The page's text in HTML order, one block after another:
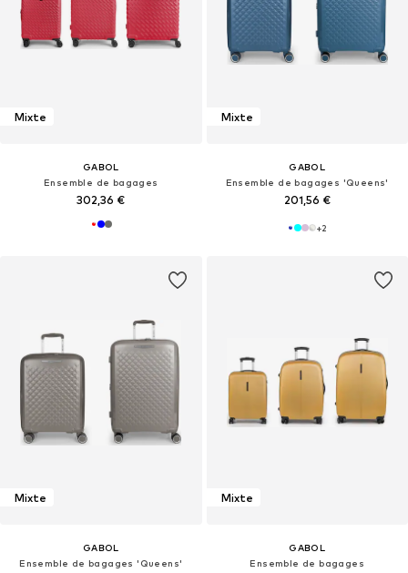
Mixte
GABOL
Ensemble de bagages
302,36 €
Mixte
GABOL
Ensemble de bagages 'Queens'
201,56 €
+2
Mixte
GABOL
Ensemble de bagages 'Queens'
Mixte
GABOL
Ensemble de bagages